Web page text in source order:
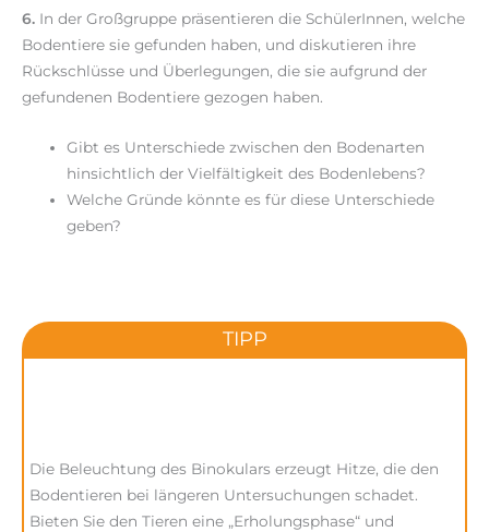
6. In der Großgruppe präsentieren die SchülerInnen, welche
Bodentiere sie gefunden haben, und diskutieren ihre
Rückschlüsse und Überlegungen, die sie aufgrund der
gefundenen Bodentiere gezogen haben.
Gibt es Unterschiede zwischen den Bodenarten
hinsichtlich der Vielfältigkeit des Bodenlebens?
Welche Gründe könnte es für diese Unterschiede
geben?
TIPP
Die Beleuchtung des Binokulars erzeugt Hitze, die den
Bodentieren bei längeren Untersuchungen schadet.
Bieten Sie den Tieren eine „Erholungsphase“ und